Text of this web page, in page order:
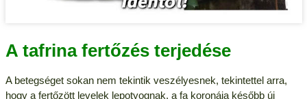
A tafrina fertőzés terjedése
A betegséget sokan nem tekintik veszélyesnek, tekintettel arra,
hogy a fertőzött levelek lepotyognak, a fa koronája később új